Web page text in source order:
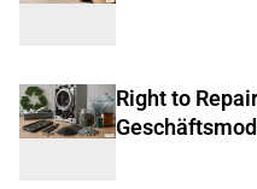
Right to